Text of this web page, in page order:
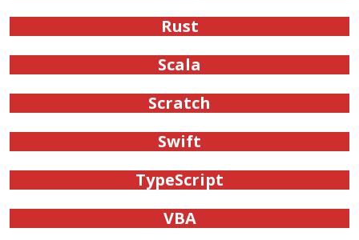
Rust
Scala
Scratch
Swift
TypeScript
VBA